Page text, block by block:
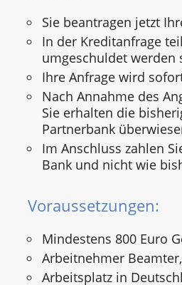
Sie beantragen jetzt
In der Kreditanfrage
umgeschuldet werden
Ihre Anfrage wird
Nach Annahme des
Sie erhalten die
Partnerbank
Im Anschluss zahlen
Bank und nicht wie
Voraussetzungen:
Mindestens 800 Euro
Arbeitnehmer
Arbeitsplatz in